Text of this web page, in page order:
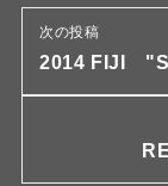
次の投稿
2014 FIJI